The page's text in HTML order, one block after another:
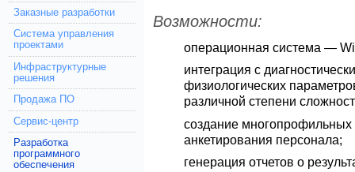
Заказные разработки
Система управления
проектами
Инфраструктурные
решения
Продажа ПО
Сервис-центр
Разработка
программного
обеспечения
Возможности:
операционная система —
интеграция с
физиологических
различной степени
создание многопрофильных
анкетирования персонала;
генерация отчетов о